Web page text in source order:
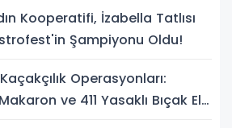
Kooperatifi, İzabella Tatlısı
Şampiyonu Oldu!
Operasyonları:
ve 411 Yasaklı Bıçak Ele